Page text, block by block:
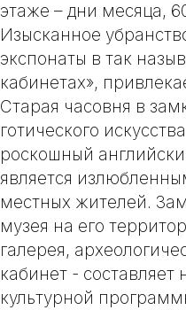
этаже – дни месяца,
Изысканное
экспонаты в так
кабинетах»,
Старая часовня в
готического
роскошный
является
местных жителей.
музея на его
галерея,
кабинет -
культурной